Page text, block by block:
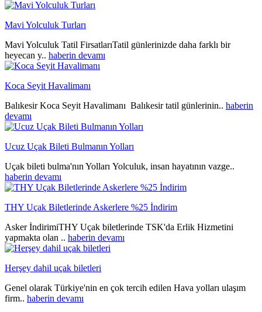
Mavi Yolculuk Turları
Mavi Yolculuk Tatil FirsatlarıTatil günlerinizde daha farklı bir
heyecan y.. haberin devamı
Koca Seyit Havalimanı
Balıkesir Koca Seyit Havalimanı Balıkesir tatil günlerinin.. haberin
devamı
Ucuz Uçak Bileti Bulmanın Yolları
Uçak bileti bulma'nın Yolları Yolculuk, insan hayatının vazge..
haberin devamı
THY Uçak Biletlerinde Askerlere %25 İndirim
Asker İndirimiTHY Uçak biletlerinde TSK'da Erlik Hizmetini
yapmakta olan .. haberin devamı
Herşey dahil uçak biletleri
Genel olarak Türkiye'nin en çok tercih edilen Hava yolları ulaşım
firm.. haberin devamı